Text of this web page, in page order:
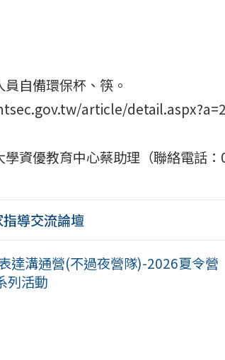
自備環保杯、筷。
article/
資優教育中心蔡助理（聯絡電話
導交流論壇
達溝通營(不過夜營隊)-2026夏令營
列活動